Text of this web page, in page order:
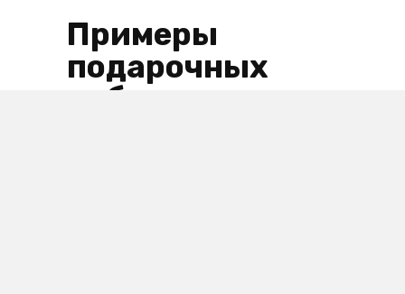
Примеры
подарочных
наборов